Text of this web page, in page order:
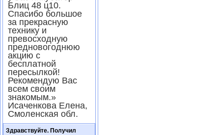
Блиц 48 ц10.
Спасибо большое
за прекрасную
технику и
превосходную
предновогоднюю
акцию с
бесплатной
пересылкой!
Рекомендую Вас
всем своим
знакомым.»
Исаченкова Елена,
Смоленская обл.
Здравствуйте. Получил